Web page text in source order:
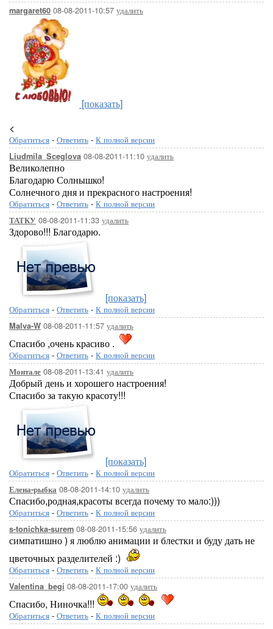
margaret60 08-08-2011-10:57 удалить
[показать]
<
Обратиться - Ответить - К полной версии
Liudmila_Sceglova 08-08-2011-11:10 удалить
Великолепно
Благодарю Солнышко!
Солнечного дня и прекрасного настроения!
Обратиться - Ответить - К полной версии
ТАТКУ 08-08-2011-11:33 удалить
Здорово!!! Благодарю.
[показать]
Обратиться - Ответить - К полной версии
Malva-W 08-08-2011-11:57 удалить
Спасибо ,очень красиво .
Обратиться - Ответить - К полной версии
Монтале 08-08-2011-13:41 удалить
Добрый день и хорошего настроения!
Спасибо за такую красоту!!!
[показать]
Обратиться - Ответить - К полной версии
Елена-рыбка 08-08-2011-14:10 удалить
Спасибо,родная,красоты всегда почему то мало:)))
Обратиться - Ответить - К полной версии
s-tonichka-surem 08-08-2011-15:56 удалить
симпатишно ) я люблю анимации и блестки и буду дать не
цветочных разделителей :)
Обратиться - Ответить - К полной версии
Valentina_begi 08-08-2011-17:00 удалить
Спасибо, Ниночка!!!
Обратиться - Ответить - К полной версии